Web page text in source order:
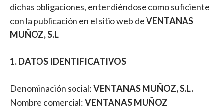
dichas obligaciones, entendiéndose como suficiente
con la publicación en el sitio web deVENTANAS
MUÑOZ, S.L
1. DATOS IDENTIFICATIVOS
Denominación social:VENTANAS MUÑOZ, S.L.
Nombre comercial:VENTANAS MUÑOZ